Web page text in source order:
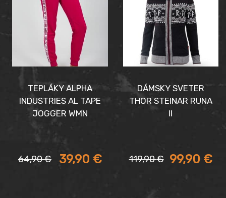
TEPLÁKY ALPHA
INDUSTRIES AL TAPE
JOGGER WMN
64,90€
Pôvodná
cena
39,90 €
Aktuálna
cena
DÁMSKY SVETER
THOR STEINAR RUNA
II
119,90€
Pôvodná
cena
99,90 €
Aktuálna
cena